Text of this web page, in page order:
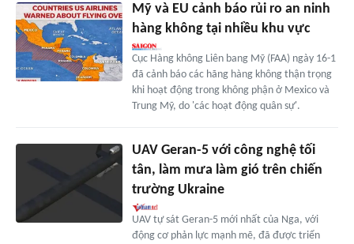
Mỹ và EU cảnh báo rủi ro an ninh
hàng không tại nhiều khu vực
Cục Hàng không Liên bang Mỹ (FAA) ngày 16-1
đã cảnh báo các hãng hàng không thận trọng
khi hoạt động trong không phận ở Mexico và
Trung Mỹ, do 'các hoạt động quân sự'.
UAV Geran-5 với công nghệ tối
tân, làm mưa làm gió trên chiến
trường Ukraine
UAV tự sát Geran-5 mới nhất của Nga, với
động cơ phản lực mạnh mẽ, đã được triển